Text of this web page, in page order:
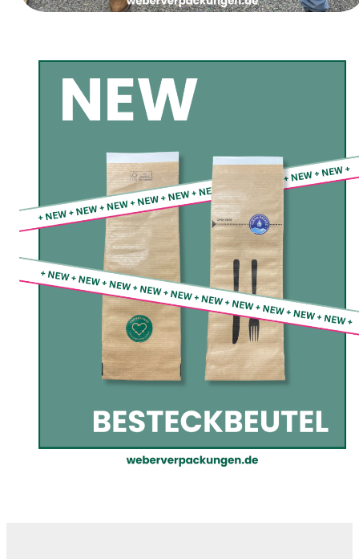
Jueves de Carnaval de las Chicas